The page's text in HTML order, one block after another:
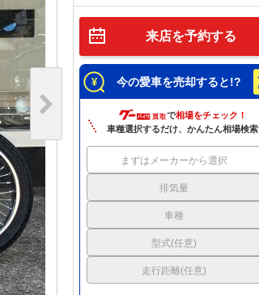
来店を予約する
今の愛車を売却すると!?
で相場をチェック！
車種選択するだけ、かんたん相場検索
まずはメーカーから選択
排気量
車種
型式(任意)
走行距離(任意)